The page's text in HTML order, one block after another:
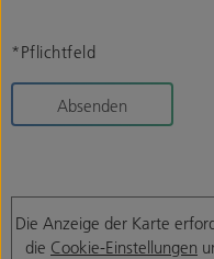
*Pflichtfeld
Absenden
Die Anzeige der Karte
die Cookie-Einstellungen